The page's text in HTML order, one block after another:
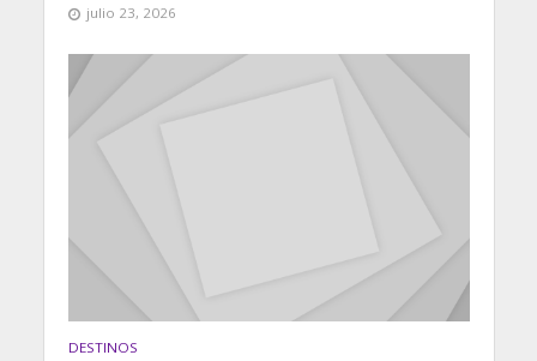
julio 23, 2026
DESTINOS